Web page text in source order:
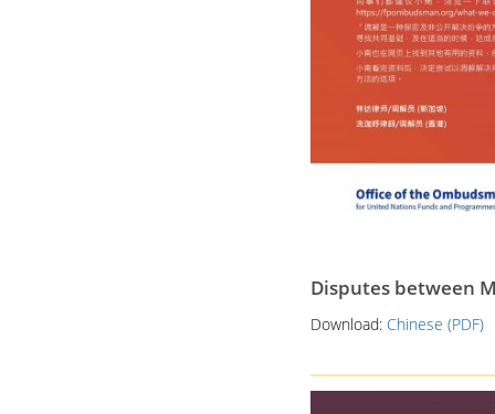
Disputes between
Download: Chinese (PDF)